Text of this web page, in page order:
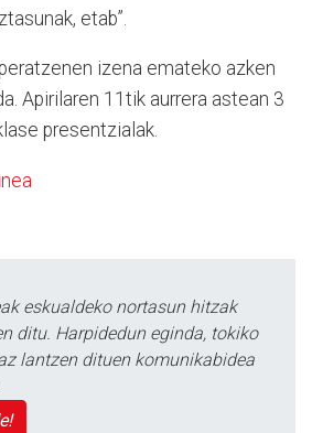
etab”.
izena emateko azken
Apirilaren 11tik aurrera astean 3
presentzialak.
eskualdeko nortasun hitzak
ditu. Harpidedun eginda, tokiko
lantzen dituen komunikabidea